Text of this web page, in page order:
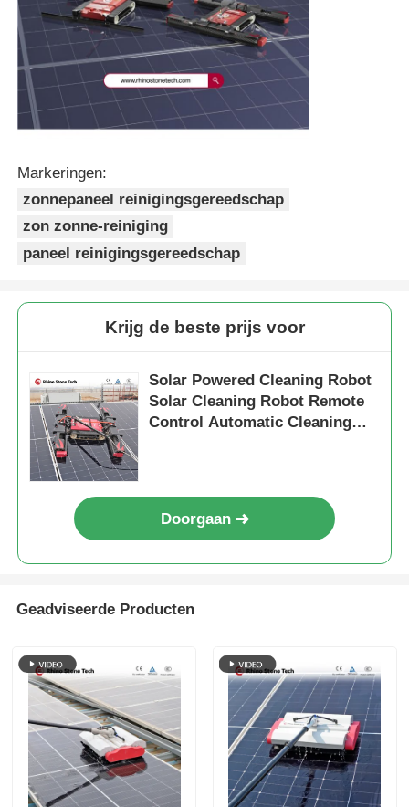
Markeringen:
zonnepaneel reinigingsgereedschap
zon zonne-reiniging
paneel reinigingsgereedschap
Krijg de beste prijs voor
Solar Powered Cleaning Robot
Solar Cleaning Robot Remote
Control Automatic Cleaning
Doorgaan
Geadviseerde Producten